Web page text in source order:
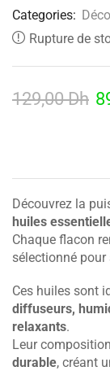
Categories:
Rupture de
129,00Dh
Découvrez la
huiles
Chaque flacon
sélectionné pour
Ces huiles sont
diffuseurs,
relaxants.
Leur
durable, créant